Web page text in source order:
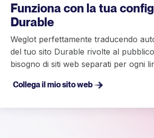
Funziona con la tua
Durable
Weglot perfettamente traducendo
del tuo sito Durable rivolte al
bisogno di siti web separati per ogni
Collega il mio sito web